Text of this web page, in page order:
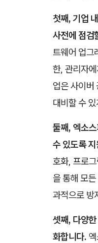
첫째, 기업
사전에 점검
트웨어 업그
한, 관리자
업은 사이버
대비할 수
둘째, 엑소
수 있도록
호화, 프로
을 통해 모
과적으로 방
셋째, 다양
화합니다.